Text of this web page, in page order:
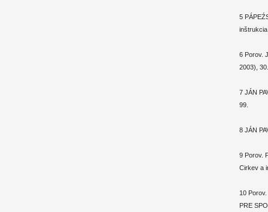
5
6 Porov.
2003), 30.
7 JÁN
99.
8 JÁN
9 Porov.
Cirkev a
10
PRE